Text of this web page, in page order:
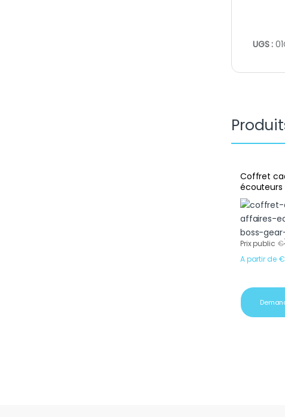
UGS :
Coffret
écouteurs
Matrix
Prix public €
A partir de €